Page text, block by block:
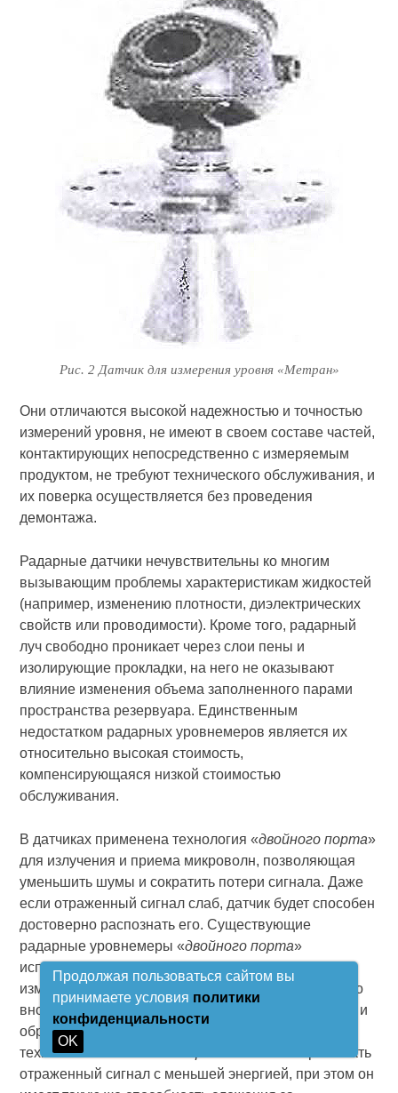
Рис. 2 Датчик для измерения уровня «Метран»
Они отличаются высокой надежностью и точностью
измерений уровня, не имеют в своем составе частей,
контактирующих непосредственно с измеряемым
продуктом, не требуют технического обслуживания, и
их поверка осуществляется без проведения
демонтажа.
Радарные датчики нечувствительны ко многим
вызывающим проблемы характеристикам жидкостей
(например, изменению плотности, диэлектрических
свойств или проводимости). Кроме того, радарный
луч свободно проникает через слои пены и
изолирующие прокладки, на него не оказывают
влияние изменения объема заполненного парами
пространства резервуара. Единственным
недостатком радарных уровнемеров является их
относительно высокая стоимость,
компенсирующаяся низкой стоимостью
обслуживания.
В датчиках применена технология «двойного порта»
для излучения и приема микроволн, позволяющая
уменьшить шумы и сократить потери сигнала. Даже
если отраженный сигнал слаб, датчик будет способен
достоверно распознать его. Существующие
радарные уровнемеры «двойного порта»
используют только один порт для генерации
измерительного сигнала и приема отраженного, что
вносит значительные трудности при отслеживании и
обработке отраженных сигналов. Уровнемер с
технологией «
» способен принимать
отраженный сигнал с меньшей энергией, при этом он
Продолжая пользоваться сайтом вы
принимаете условия политики
конфиденциальности
OK